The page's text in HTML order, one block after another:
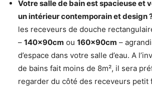
Votre salle de bain est spacieuse et
un intérieur contemporain et design
les receveurs de douche
– 140x90cm ou 160x90cm –
d’espace dans votre salle d’eau. A
de bains fait moins de 8m², il sera
regarder du côté des receveurs petit